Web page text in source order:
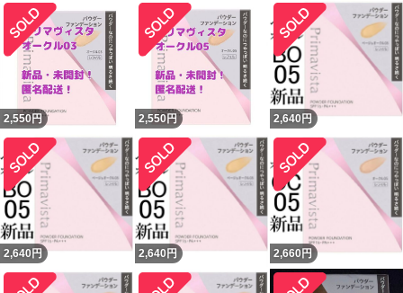
2,550円 2,550円 2,640 円
2,640 円 2,640 円 2,660 円